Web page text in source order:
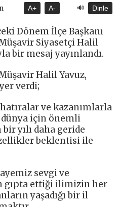
A+ A- 🔊 Dinle
Dönem İlçe Başkanı
Siyasetçi Halil
bir mesaj yayınlandı.
Halil Yavuz,
verdi;
hatıralar ve kazanımlarla
için önemli
yılı daha geride
beklentisi ile
sevgi ve
gıpta ettiği ilimizin her
yaşadığı bir il